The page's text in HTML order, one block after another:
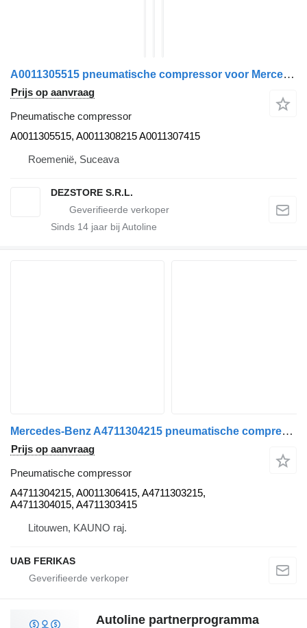
A0011305515 pneumatische compressor voor Mercedes-Benz ACTROS MP4 trekker
Prijs op aanvraag
Pneumatische compressor
A0011305515, A0011308215 A0011307415
Roemenië, Suceava
DEZSTORE S.R.L.
Sinds 14 jaar bij Autoline
Mercedes-Benz A4711304215 pneumatische compressor voor Mercedes-Benz Actros MP4 trekker
Prijs op aanvraag
Pneumatische compressor
A4711304215, A0011306415, A4711303215,
A4711304015, A4711303415
Litouwen, KAUNO raj.
UAB FERIKAS
Autoline partnerprogramma